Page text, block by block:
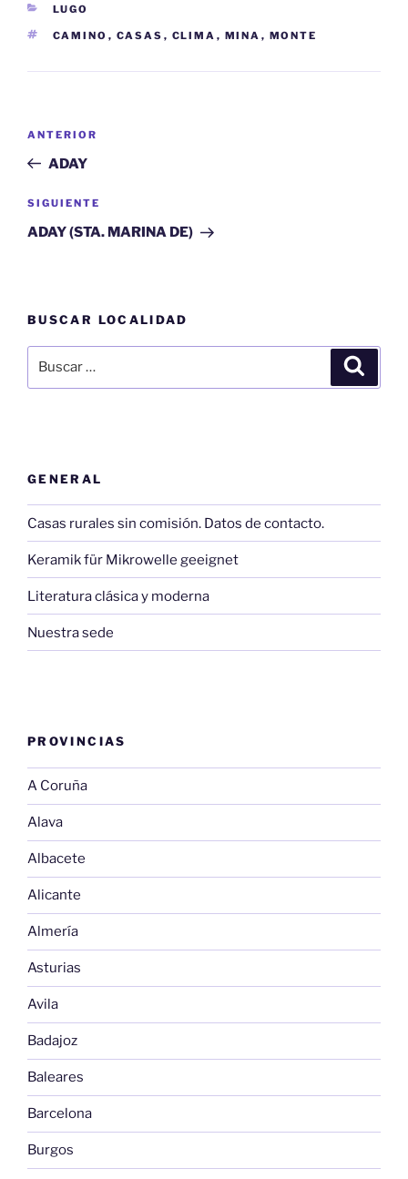
CATEGORÍAS
LUGO
ETIQUETAS
CAMINO , CASAS , CLIMA , MINA , MONTE
entradas
Entrada
anterior:
ANTERIOR
ADAY
Siguiente
entrada
SIGUIENTE
ADAY (STA. MARINA DE)
BUSCAR LOCALIDAD
por:
GENERAL
Casas rurales sin comisión. Datos de contacto.
Keramik für Mikrowelle geeignet
Literatura clásica y moderna
Nuestra sede
PROVINCIAS
A Coruña
Alava
Albacete
Alicante
Almería
Asturias
Avila
Badajoz
Baleares
Barcelona
Burgos